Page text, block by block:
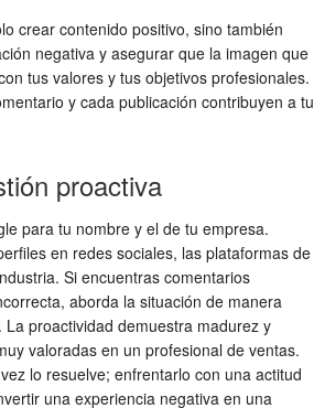
crear contenido positivo, sino también
negativa y asegurar que la imagen que
tus valores y tus objetivos profesionales.
y cada publicación contribuyen a tu
proactiva
para tu nombre y el de tu empresa.
en redes sociales, las plataformas de
Si encuentras comentarios
aborda la situación de manera
proactividad demuestra madurez y
valoradas en un profesional de ventas.
lo resuelve; enfrentarlo con una actitud
una experiencia negativa en una